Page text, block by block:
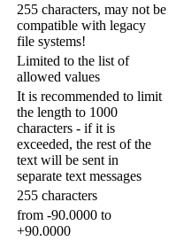
255 characters, may not be
compatible with legacy
file systems!
Limited to the list of
allowed values
It is recommended to limit
the length to 1000
characters - if it is
exceeded, the rest of the
text will be sent in
separate text messages
255 characters
from -90.0000 to
+90.0000